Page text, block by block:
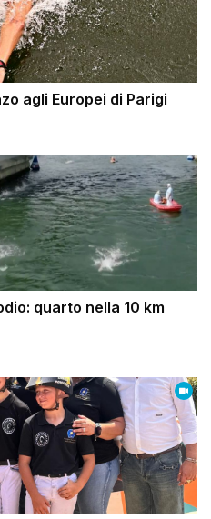
agli Europei di Parigi
quarto nella 10 km